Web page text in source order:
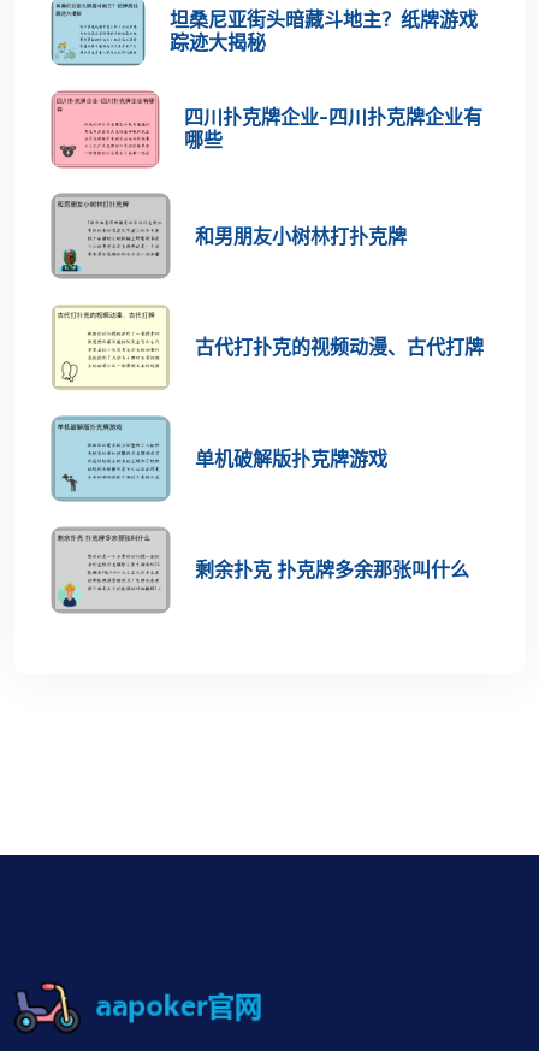
坦桑尼亚街头暗藏斗地主？纸牌游戏
踪迹大揭秘
四川扑克牌企业-四川扑克牌企业有
哪些
和男朋友小树林打扑克牌
古代打扑克的视频动漫、古代打牌
单机破解版扑克牌游戏
剩余扑克 扑克牌多余那张叫什么